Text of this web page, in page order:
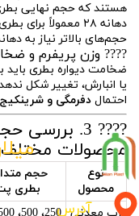
هستند که حجم نهایی
حجم‌های بالاتر نیاز به دهانه ۳۸ یا ۴۵
???? وزن پریفرم و
ضخامت دیواره بطری باید
یا انبارش، تغییر شکل
احتمال دفرمگی و شرینکیج
???? 3.
محصولات مختلف
نوع
محصول
حجم
بطری
آدرس